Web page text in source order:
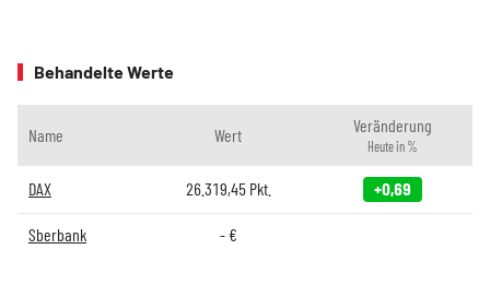
Behandelte Werte
Name Wert Veränderung
Heute in %
DAX 26.319,45Pkt. +0,69
Sberbank -€